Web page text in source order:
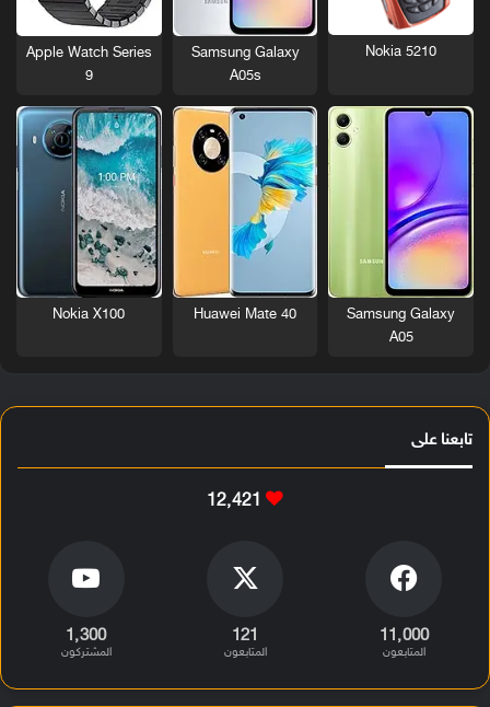
Nokia 5210
Samsung Galaxy
A05s
Apple Watch Series
9
Samsung Galaxy
A05
Huawei Mate 40
Nokia X100
تابعنا على
12٬421
11٬000
المتابعون
121
المتابعون
1٬300
المشتركون